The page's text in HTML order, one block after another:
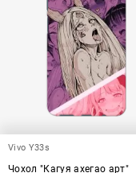
Vivo Y33s
Чохол "Кагуя ахегао арт"